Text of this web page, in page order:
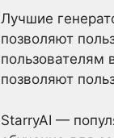
Лучшие
позволяют
пользователям
позволяют
StarryAI —